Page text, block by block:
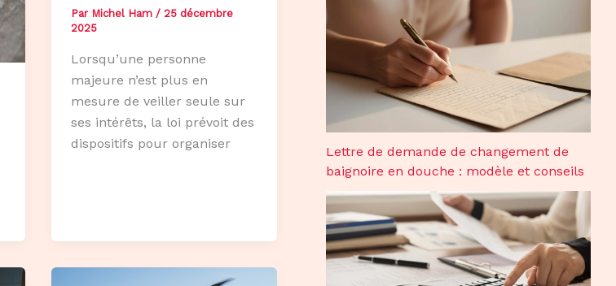
Par Michel Ham / 25 décembre
2025
Lorsqu’une personne
majeure n’est plus en
mesure de veiller seule sur
ses intérêts, la loi prévoit des
dispositifs pour organiser
Lettre de demande de changement de
baignoire en douche : modèle et conseils